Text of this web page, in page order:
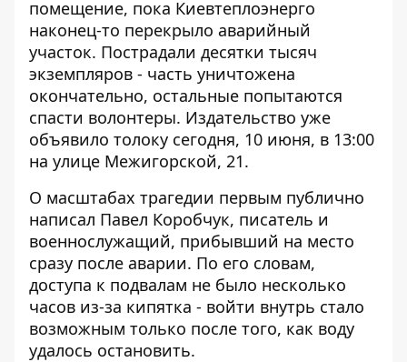
помещение, пока Киевтеплоэнерго
наконец-то перекрыло аварийный
участок. Пострадали десятки тысяч
экземпляров - часть уничтожена
окончательно, остальные попытаются
спасти волонтеры. Издательство уже
объявило толоку сегодня, 10 июня, в 13:00
на улице Межигорской, 21.
О масштабах трагедии первым публично
написал Павел Коробчук, писатель и
военнослужащий, прибывший на место
сразу после аварии. По его словам,
доступа к подвалам не было несколько
часов из-за кипятка - войти внутрь стало
возможным только после того, как воду
удалось остановить.